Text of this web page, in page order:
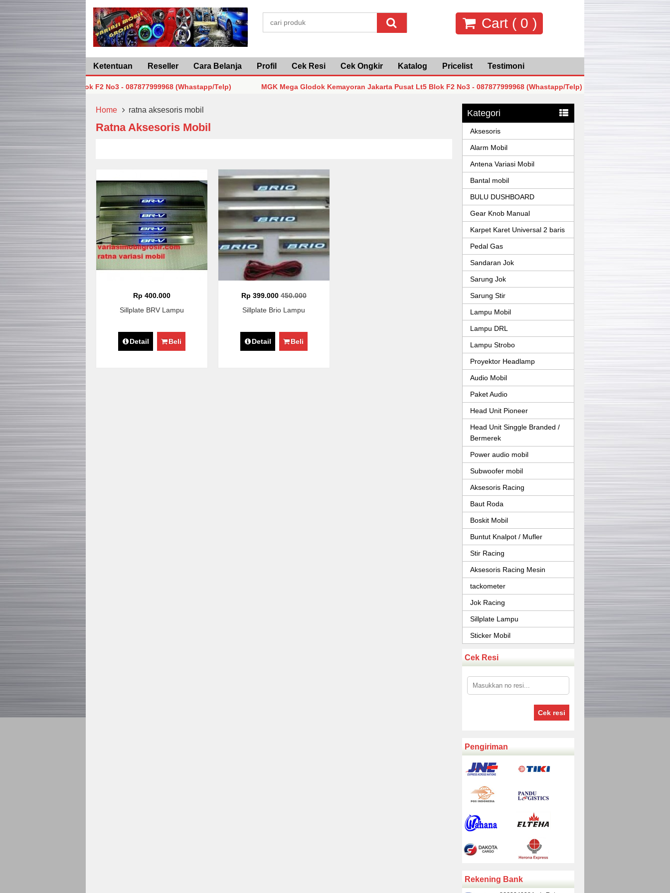
Cart ( 0 )
Ketentuan Reseller Cara Belanja Profil Cek Resi Cek Ongkir Katalog Pricelist Testimoni
Pusat Lt5 Blok F2 No3 - 087877999968 (Whastapp/Telp) MGK Mega Glodok Kemayoran Jakarta Pusat Lt5 Blok F2 No3 - 087877999968 (Whastapp/Telp)
Pusat Lt5 Blok F2 No3 - 087877999968 (Whastapp/Telp)
Pusat Lt5 Blok F2 No3 - 087877999968 (Whastapp/Telp) MGK Mega Glodok Kemayoran Jakarta Pusat Lt5 Blok F2 No3 - 087877999968 (Whastapp/Telp)
Home ratna aksesoris mobil
Ratna Aksesoris Mobil
Rp 400.000
Sillplate BRV Lampu
Detail Beli
Rp 399.000 450.000
Sillplate Brio Lampu
Detail Beli
Kategori
Aksesoris
Alarm Mobil
Antena Variasi Mobil
Bantal mobil
BULU DUSHBOARD
Gear Knob Manual
Karpet Karet Universal 2 baris
Pedal Gas
Sandaran Jok
Sarung Jok
Sarung Stir
Lampu Mobil
Lampu DRL
Lampu Strobo
Proyektor Headlamp
Audio Mobil
Paket Audio
Head Unit Pioneer
Head Unit Singgle Branded /
Bermerek
Power audio mobil
Subwoofer mobil
Aksesoris Racing
Baut Roda
Boskit Mobil
Buntut Knalpot / Mufler
Stir Racing
Aksesoris Racing Mesin
tackometer
Jok Racing
Sillplate Lampu
Sticker Mobil
Cek Resi
Cek resi
Pengiriman
Rekening Bank